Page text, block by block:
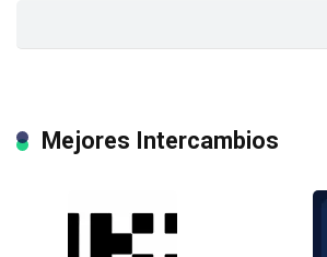
Mejores Intercambios